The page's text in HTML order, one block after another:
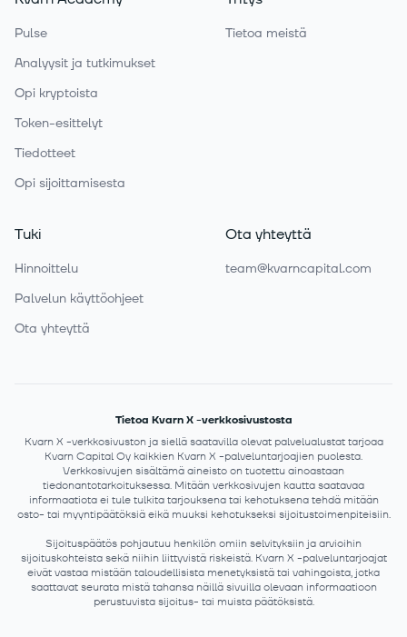
Pulse
Analyysit ja tutkimukset
Opi kryptoista
Token-esittelyt
Tiedotteet
Opi sijoittamisesta
Tietoa meistä
Tuki
Hinnoittelu
Palvelun käyttöohjeet
Ota yhteyttä
Ota yhteyttä
team@kvarncapital.com
Tietoa Kvarn X -verkkosivustosta
Kvarn X -verkkosivuston ja siellä saatavilla olevat palvelualustat tarjoaa
Kvarn Capital Oy kaikkien Kvarn X -palveluntarjoajien puolesta.
Verkkosivujen sisältämä aineisto on tuotettu ainoastaan
tiedonantotarkoituksessa. Mitään verkkosivujen kautta saatavaa
informaatiota ei tule tulkita tarjouksena tai kehotuksena tehdä mitään
osto- tai myyntipäätöksiä eikä muuksi kehotukseksi sijoitustoimenpiteisiin.
Sijoituspäätös pohjautuu henkilön omiin selvityksiin ja arvioihin
sijoituskohteista sekä niihin liittyvistä riskeistä. Kvarn X -palveluntarjoajat
eivät vastaa mistään taloudellisista menetyksistä tai vahingoista, jotka
saattavat seurata mistä tahansa näillä sivuilla olevaan informaatioon
perustuvista sijoitus- tai muista päätöksistä.